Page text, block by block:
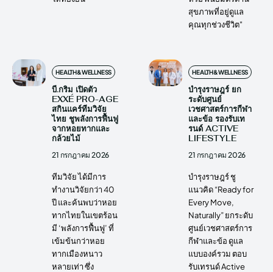
สุขภาพที่อยู่ดูแล
คุณทุกช่วงชีวิต"
HEALTH&WELLNESS
บี.กริม เปิดตัว
EXXÉ PRO-AGE
สกินแคร์ทีมวิจัย
ไทย ชูพลังการฟื้นฟู
จากหอยทากและ
กล้วยไม้
21 กรกฎาคม 2026
ทีมวิจัย ได้มีการ
ทำงานวิจัยกว่า 40
ปี และค้นพบว่าหอย
ทากไทยในเขตร้อน
มี ‘พลังการฟื้นฟู’ ที่
เข้มข้นกว่าหอย
ทากเมืองหนาว
หลายเท่า ซึ่ง
HEALTH&WELLNESS
บำรุงราษฎร์ ยก
ระดับศูนย์
เวชศาสตร์การกีฬา
และข้อ รองรับเท
รนด์ ACTIVE
LIFESTYLE
21 กรกฎาคม 2026
บำรุงราษฎร์ ชู
แนวคิด “Ready for
Every Move,
Naturally” ยกระดับ
ศูนย์เวชศาสตร์การ
กีฬาและข้อ ดูแล
แบบองค์รวม ตอบ
รับเทรนด์ Active